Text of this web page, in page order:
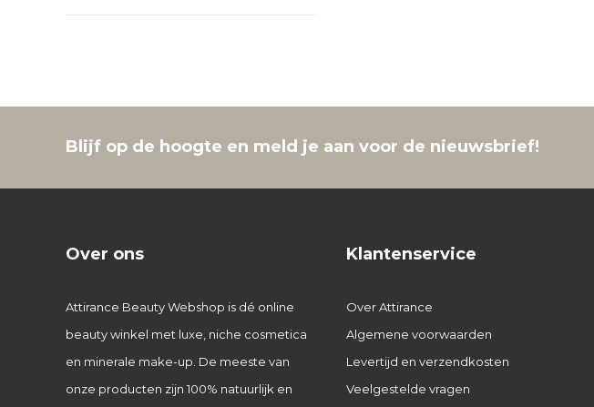
Blijf op de hoogte en meld je aan voor de nieuwsbrief!
Over ons
Attirance Beauty Webshop is dé online
beauty winkel met luxe, niche cosmetica
en minerale make-up. De meeste van
onze producten zijn 100% natuurlijk en
Klantenservice
Over Attirance
Algemene voorwaarden
Levertijd en verzendkosten
Veelgestelde vragen